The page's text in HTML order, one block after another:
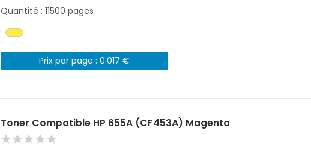
Quantité : 11500 pages
Prix par page : 0.017 €
Toner Compatible HP 655A (CF453A) Magenta